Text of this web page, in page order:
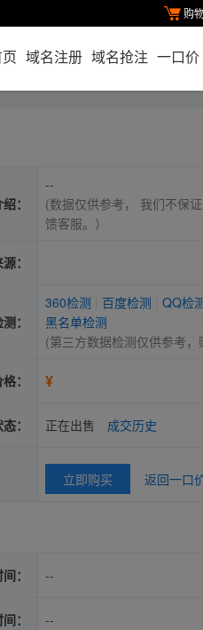
购
域名注册 域名抢注 一口价
：
--
(数据仅供参考， 我们不保
馈客服。）
：
：
360检测 百度检测
QQ检
黑名单检测
(第三方数据检测仅供参考
： ¥
： 正在出售 成交历史
立即购买 返回一口
： --
： --